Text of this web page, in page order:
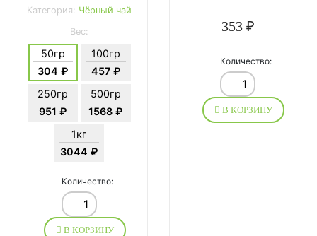
Категория: Чёрный чай
Вес:
50гр
304 ₽
100гр
457 ₽
250гр
951 ₽
500гр
1568 ₽
1кг
3044 ₽
Количество:
В КОРЗИНУ
353 ₽
Количество:
В КОРЗИНУ